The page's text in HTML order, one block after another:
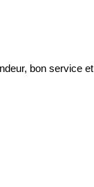
bon service et